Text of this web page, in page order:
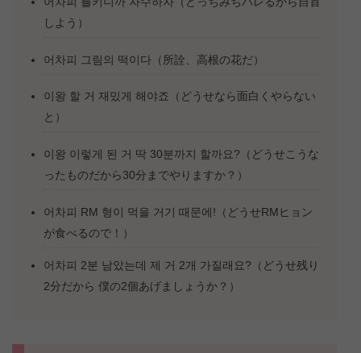
しよう）
어차피 그림의 떡이다（所詮、高根の花だ）
이왕 할 거 재밌게 해야죠（どうせなら面白くやらない
と）
이왕 이렇게 된 거 딱 30분까지 할까요?（どうせこうな
ったものだから30分までやりますか？）
어차피 RM 형이 먹을 거기 때문에!（どうせRMヒョン
が食べるので！）
어차피 2분 남았는데 제 거 2개 가질래요?（どうせ残り
2分だから 僕の2個あげましょうか？）